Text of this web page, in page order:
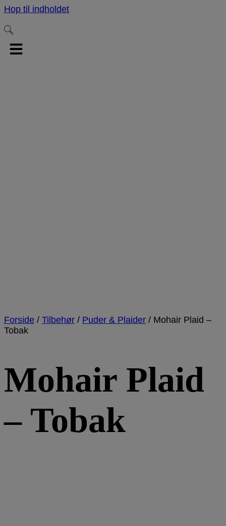
Hop til indholdet
Forside / Tilbehør / Puder & Plaider / Mohair Plaid –
Tobak
Mohair Plaid
– Tobak